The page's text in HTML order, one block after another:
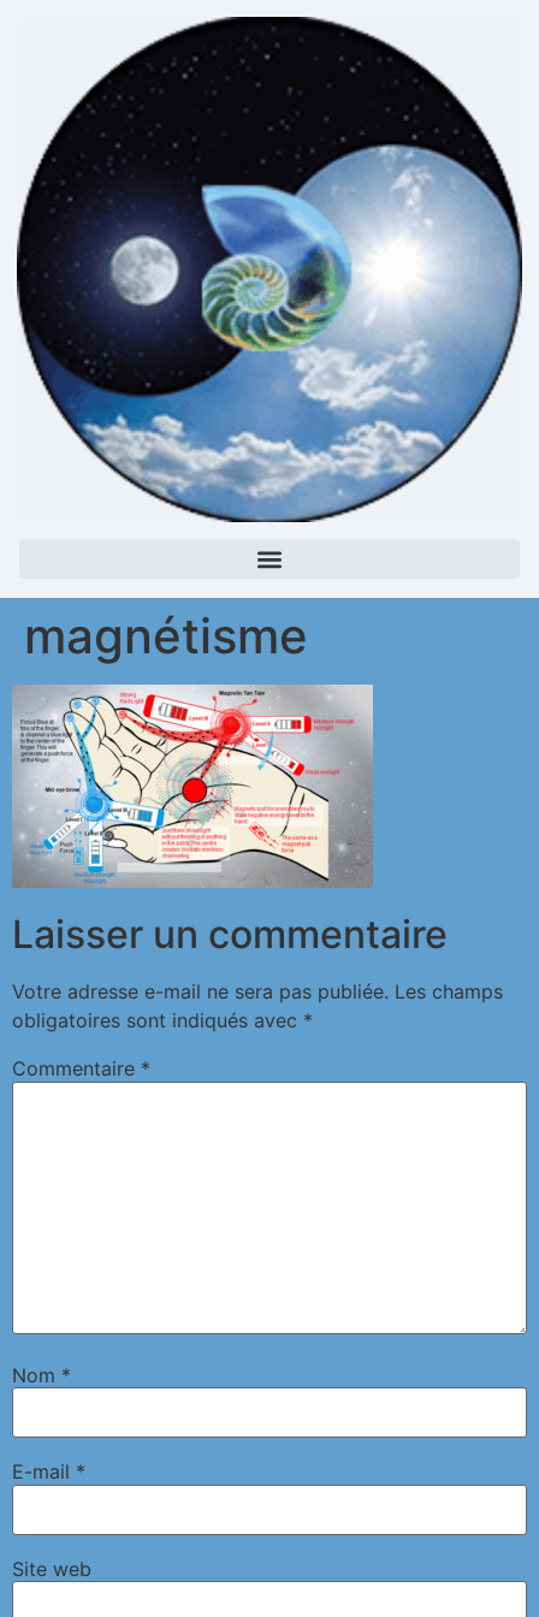
magnétisme
Laisser un commentaire
Votre adresse e-mail ne sera pas publiée. Les champs
obligatoires sont indiqués avec *
Commentaire *
Nom *
E-mail *
Site web